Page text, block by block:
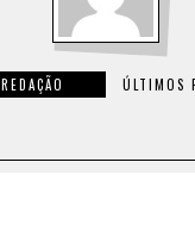
REDAÇÃO ÚLTIMOS